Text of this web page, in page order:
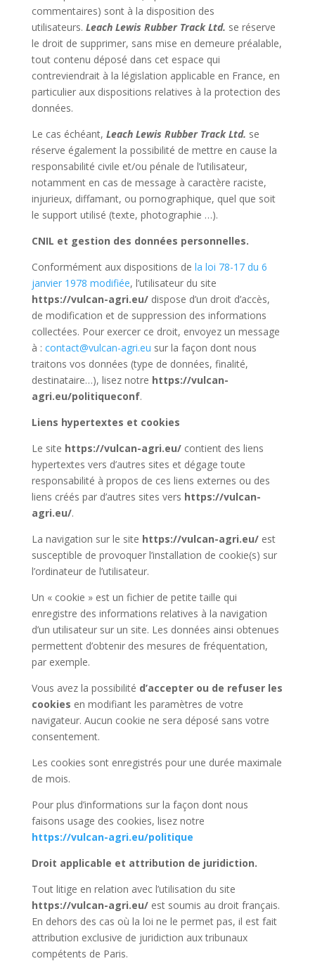
commentaires) sont à la disposition des
utilisateurs. Leach Lewis Rubber Track Ltd. se réserve
le droit de supprimer, sans mise en demeure préalable,
tout contenu déposé dans cet espace qui
contreviendrait à la législation applicable en France, en
particulier aux dispositions relatives à la protection des
données.
Le cas échéant, Leach Lewis Rubber Track Ltd. se
réserve également la possibilité de mettre en cause la
responsabilité civile et/ou pénale de l’utilisateur,
notamment en cas de message à caractère raciste,
injurieux, diffamant, ou pornographique, quel que soit
le support utilisé (texte, photographie …).
CNIL et gestion des données personnelles.
Conformément aux dispositions de la loi 78-17 du 6
janvier 1978 modifiée, l’utilisateur du site
https://vulcan-agri.eu/dispose d’un droit d’accès,
de modification et de suppression des informations
collectées. Pour exercer ce droit, envoyez un message
à : contact@vulcan-agri.eu sur la façon dont nous
traitons vos données (type de données, finalité,
destinataire…), lisez notre https://vulcan-
agri.eu/politiqueconf.
Liens hypertextes et cookies
Le site https://vulcan-agri.eu/contient des liens
hypertextes vers d’autres sites et dégage toute
responsabilité à propos de ces liens externes ou des
liens créés par d’autres sites vers https://vulcan-
agri.eu/.
La navigation sur le site https://vulcan-agri.eu/est
susceptible de provoquer l’installation de cookie(s) sur
l’ordinateur de l’utilisateur.
Un « cookie » est un fichier de petite taille qui
enregistre des informations relatives à la navigation
d’un utilisateur sur un site. Les données ainsi obtenues
permettent d’obtenir des mesures de fréquentation,
par exemple.
Vous avez la possibilité d’accepter ou de refuser les
cookies en modifiant les paramètres de votre
navigateur. Aucun cookie ne sera déposé sans votre
consentement.
Les cookies sont enregistrés pour une durée maximale
de mois.
Pour plus d’informations sur la façon dont nous
faisons usage des cookies, lisez notre
https://vulcan-agri.eu/politique
Droit applicable et attribution de juridiction.
Tout litige en relation avec l’utilisation du site
https://vulcan-agri.eu/est soumis au droit français.
En dehors des cas où la loi ne le permet pas, il est fait
attribution exclusive de juridiction aux tribunaux
compétents de Paris.